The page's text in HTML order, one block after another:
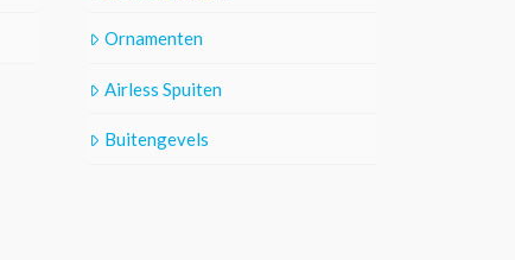
Ornamenten
Airless Spuiten
Buitengevels